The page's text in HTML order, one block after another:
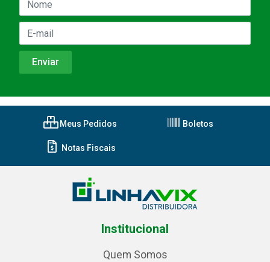
Meus Pedidos Boletos
Notas Fiscais
Institucional
Quem Somos